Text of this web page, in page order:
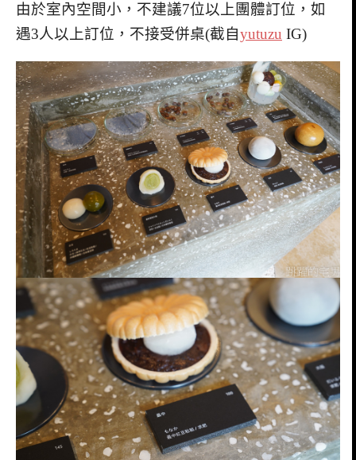
⁡由於室內空間小，不建議7位以上團體訂位，如
遇3人以上訂位，不接受併桌(截自yutuzu IG)